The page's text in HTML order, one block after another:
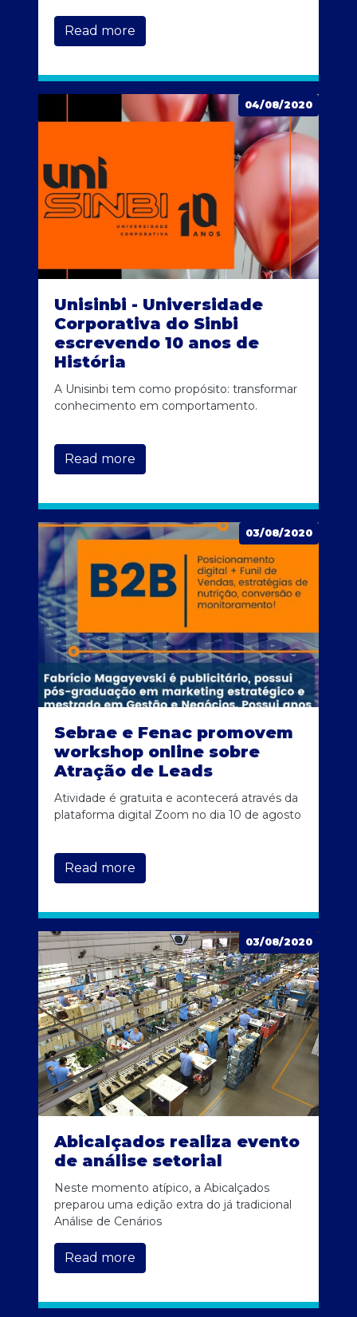
Read more
04/08/2020
Unisinbi - Universidade
Corporativa do Sinbi
escrevendo 10 anos de
História
A Unisinbi tem como propósito: transformar
conhecimento em comportamento.
Read more
03/08/2020
Sebrae e Fenac promovem
workshop online sobre
Atração de Leads
Atividade é gratuita e acontecerá através da
plataforma digital Zoom no dia 10 de agosto
Read more
03/08/2020
Abicalçados realiza evento
de análise setorial
Neste momento atípico, a Abicalçados
preparou uma edição extra do já tradicional
Análise de Cenários
Read more